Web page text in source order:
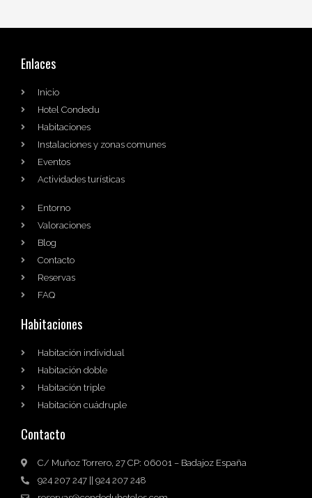
Enlaces
Inicio
Hotel Condedu
Habitaciones
Instalaciones y zonas comunes
Eventos
Actividades turísticas
Entorno
Valoraciones
Blog
Contacto
Reservas
FAQ
Habitaciones
Habitación individual
Habitación doble
Habitación triple
Habitación cuádruple
Contacto
C/ Muñoz Torrero, 27 CP: 06001 – Badajoz España
924 207 247 || 924 207 248